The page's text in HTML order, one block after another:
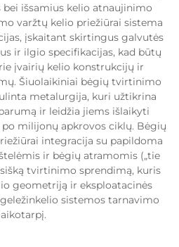
išsamius kelio atnaujinimo
varžtų kelio priežiūrai sistema
įskaitant skirtingus galvutės
ir ilgio specifikacijas, kad būtų
įvairių kelio konstrukcijų ir
Šiuolaikiniai bėgių tvirtinimo
metalurgija, kuri užtikrina
ir leidžia jiems išlaikyti
milijonų apkrovos ciklų. Bėgių
integracija su papildoma
ir bėgių atramomis („tie
tvirtinimo sprendimą, kuris
geometriją ir eksploatacinės
sistemos tarnavimo